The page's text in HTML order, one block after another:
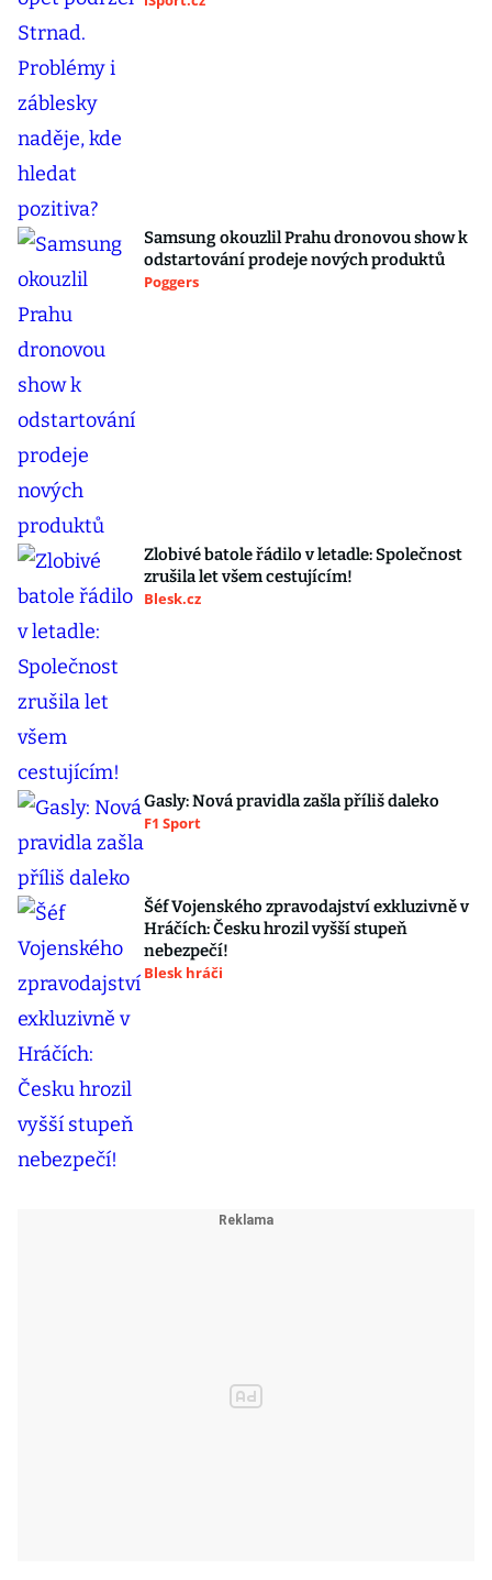
Samsung okouzlil Prahu dronovou show k
odstartování prodeje nových produktů
Poggers
Zlobivé batole řádilo v letadle: Společnost
zrušila let všem cestujícím!
Blesk.cz
Gasly: Nová pravidla zašla příliš daleko
F1 Sport
Šéf Vojenského zpravodajství exkluzivně v
Hráčích: Česku hrozil vyšší stupeň
nebezpečí!
Blesk hráči